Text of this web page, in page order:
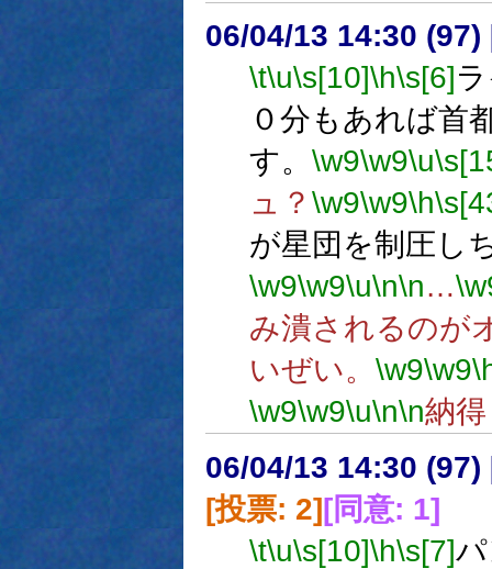
06/04/13 14:30 (97)
\t\u\s[10]\h\s[6]
０分もあれば首
す。 \w9\w9\u
ュ？ \w9\w9\h
が星団を制圧し
\w9\w9\u\n\n…
み潰されるのが
いぜい。 \w9\w9
\w9\w9\u\n\n納
06/04/13 14:30 (97)
[投票: 2][同意: 1]
\t\u\s[10]\h\s[7]